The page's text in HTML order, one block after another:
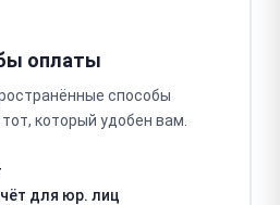
оплаты
способы
который удобен вам.
для юр. лиц